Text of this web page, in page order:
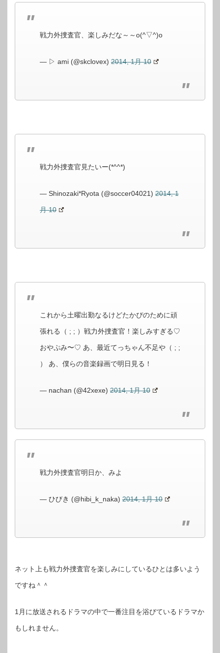
戦力外捜査官、楽しみだな～～o(^▽^)o
— ▷ аmi (@skclovex) 2014, 1月 10
戦力外捜査官見たいー(*^^*)
— Shinozaki*Ryota (@soccer04021) 2014, 1
月 10
これから土曜出勤なるけどたかぴのために頑
張れる（ ; ; ）戦力外捜査官！楽しみすぎる♡
おやぷみ〜♡ あ、最近てっちゃん不足や（ ; ;
） あ、僕らの音楽録画で明日見る！
— nachan (@42xexe) 2014, 1月 10
戦力外捜査官明日か、みよ
— ひびき (@hibi_k_naka) 2014, 1月 10
ネット上も戦力外捜査官を楽しみにしているひとは多いよう
ですね＾＾
1月に放送されるドラマの中で一番注目を浴びているドラマか
もしれません。